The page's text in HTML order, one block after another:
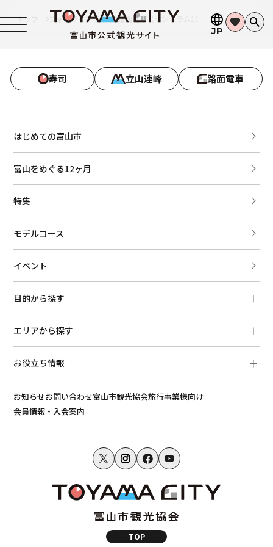
JP
トップ フォトライブラリ 路面電車（セントラム1）
寿司 立山連峰 路面電車
はじめての富山市
富山をめぐる12ヶ月
特集
モデルコース
イベント
目的から探す
エリアから探す
お役立ち情報
お知らせお問い合わせ富山市観光協会旅行事業様向け
会員情報・入会案内
TOP